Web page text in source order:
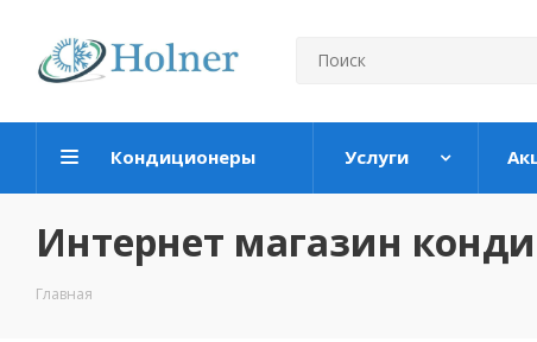
Кондиционеры Услуги
Интернет магазин
Главная